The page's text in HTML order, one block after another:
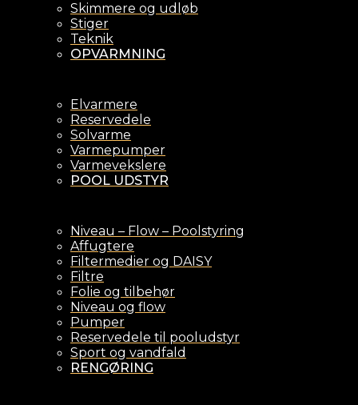
Skimmere og udløb
Stiger
Teknik
OPVARMNING
Elvarmere
Reservedele
Solvarme
Varmepumper
Varmevekslere
POOL UDSTYR
Niveau – Flow – Poolstyring
Affugtere
Filtermedier og DAISY
Filtre
Folie og tilbehør
Niveau og flow
Pumper
Reservedele til pooludstyr
Sport og vandfald
RENGØRING